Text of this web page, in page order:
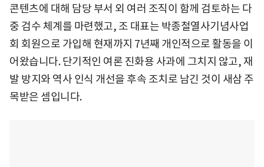
콘텐츠에 대해 담당 부서 외 여러 조직이 함께 검토하는 다
중 검수 체계를 마련했고, 조 대표는 박종철열사기념사업
회 회원으로 가입해 현재까지 7년째 개인적으로 활동을 이
어왔습니다. 단기적인 여론 진화용 사과에 그치지 않고, 재
발 방지와 역사 인식 개선을 후속 조치로 남긴 것이 새삼 주
목받은 셈입니다.